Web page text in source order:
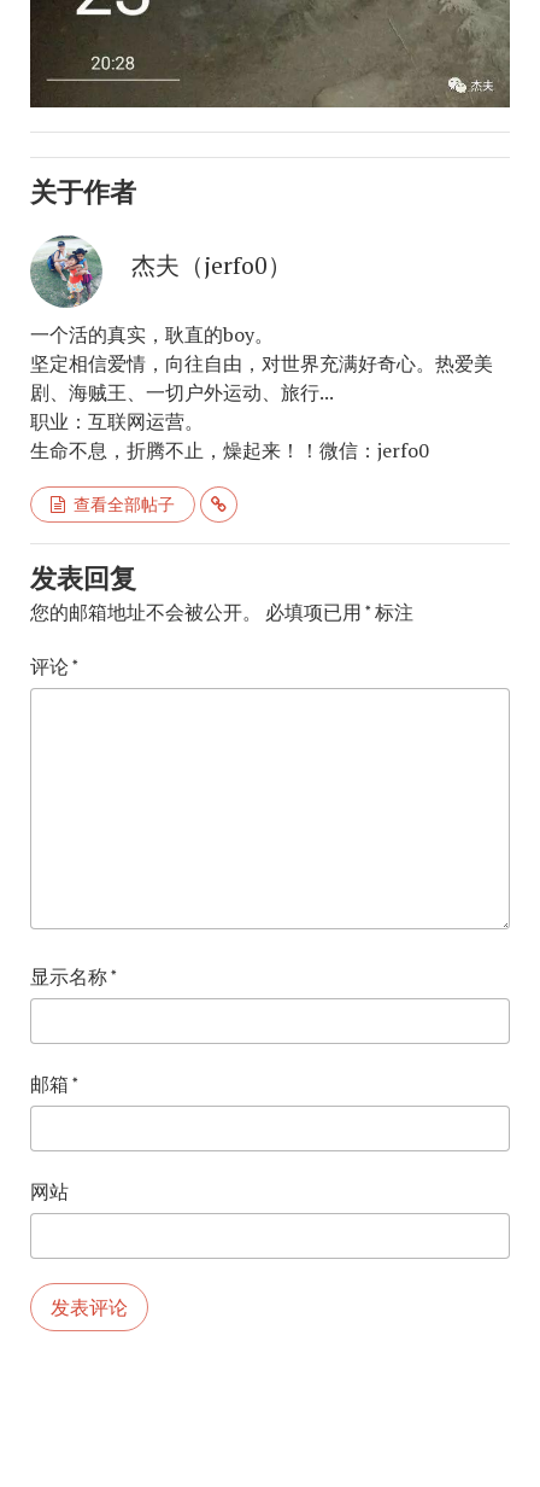
关于作者
杰夫（jerfo0）
一个活的真实，耿直的boy。
坚定相信爱情，向往自由，对世界充满好奇心。热爱美
剧、海贼王、一切户外运动、旅行...
职业：互联网运营。
生命不息，折腾不止，燥起来！！微信：jerfo0
查看全部帖子
发表回复
您的邮箱地址不会被公开。 必填项已用 *标注
评论*
显示名称*
邮箱 *
网站